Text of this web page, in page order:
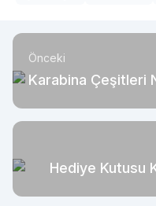
Önceki
Karabina Çeşitleri
Hediye Kutusu